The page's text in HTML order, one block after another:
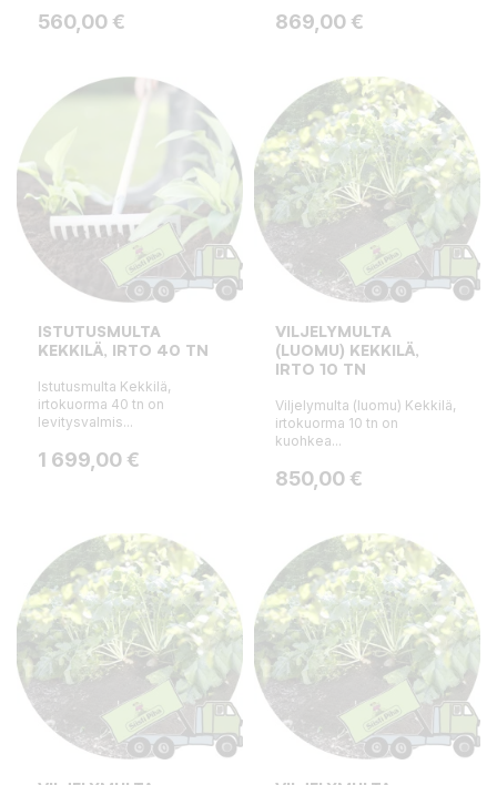
Hinta
560,00 € Hinta
869,00 €
ISTUTUSMULTA
KEKKILÄ, IRTO 40 TN
Istutusmulta Kekkilä,
irtokuorma 40 tn on
levitysvalmis...
Hinta
1 699,00 €
VILJELYMULTA
(LUOMU) KEKKILÄ,
IRTO 10 TN
Viljelymulta (luomu) Kekkilä,
irtokuorma 10 tn on
kuohkea...
Hinta
850,00 €